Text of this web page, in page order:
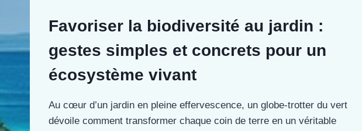
Favoriser la biodiversité au jardin :
gestes simples et concrets pour un
écosystème vivant
Au cœur d’un jardin en pleine effervescence, un globe-trotter du vert
dévoile comment transformer chaque coin de terre en un véritable